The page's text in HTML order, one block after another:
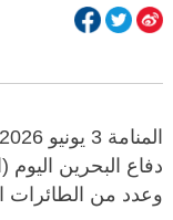
وعدد من الطائرات